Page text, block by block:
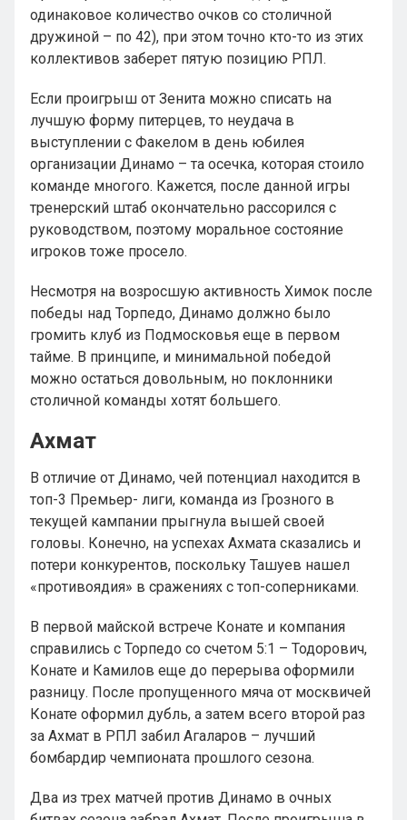
одинаковое количество очков со столичной
дружиной – по 42), при этом точно кто-то из этих
коллективов заберет пятую позицию РПЛ.
Если проигрыш от Зенита можно списать на
лучшую форму питерцев, то неудача в
выступлении с Факелом в день юбилея
организации Динамо – та осечка, которая стоило
команде многого. Кажется, после данной игры
тренерский штаб окончательно рассорился с
руководством, поэтому моральное состояние
игроков тоже просело.
Несмотря на возросшую активность Химок после
победы над Торпедо, Динамо должно было
громить клуб из Подмосковья еще в первом
тайме. В принципе, и минимальной победой
можно остаться довольным, но поклонники
столичной команды хотят большего.
Ахмат
В отличие от Динамо, чей потенциал находится в
топ-3 Премьер- лиги, команда из Грозного в
текущей кампании прыгнула вышей своей
головы. Конечно, на успехах Ахмата сказались и
потери конкурентов, поскольку Ташуев нашел
«противоядия» в сражениях с топ-соперниками.
В первой майской встрече Конате и компания
справились с Торпедо со счетом 5:1 – Тодорович,
Конате и Камилов еще до перерыва оформили
разницу. После пропущенного мяча от москвичей
Конате оформил дубль, а затем всего второй раз
за Ахмат в РПЛ забил Агаларов – лучший
бомбардир чемпионата прошлого сезона.
Два из трех матчей против Динамо в очных